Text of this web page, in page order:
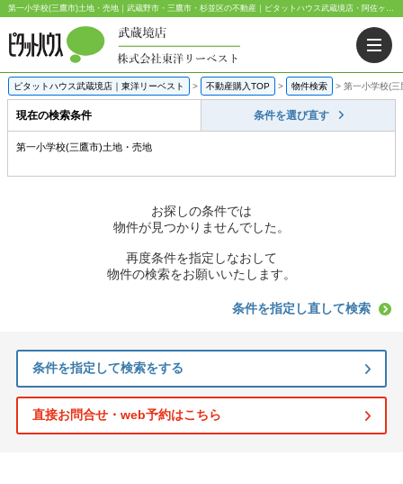
第一小学校(三鷹市)土地・売地｜武蔵野市・三鷹市・杉並区の不動産｜ピタットハウス武蔵境店・阿佐ヶ谷店
ピタットハウス武蔵境店｜東洋リーベスト > 不動産購入TOP > 物件検索 > 第一小学校(三
現在の検索条件 条件を選び直す
第一小学校(三鷹市)土地・売地
お探しの条件では
物件が見つかりませんでした。
再度条件を指定しなおして
物件の検索をお願いいたします。
条件を指定し直して検索
条件を指定して検索をする
直接お問合せ・web予約はこちら